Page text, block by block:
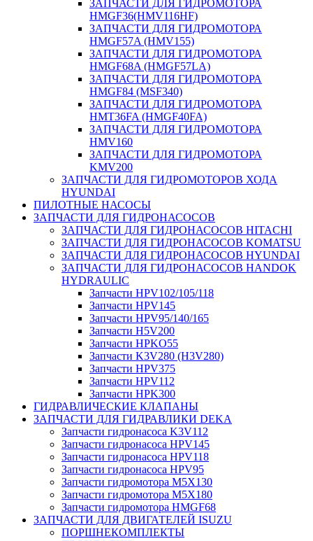
ЗАПЧАСТИ ДЛЯ ГИДРОМОТОРА
HMGF36(HMV116HF)
ЗАПЧАСТИ ДЛЯ ГИДРОМОТОРА
HMGF57A (HMV155)
ЗАПЧАСТИ ДЛЯ ГИДРОМОТОРА
HMGF68A (HMGF57LA)
ЗАПЧАСТИ ДЛЯ ГИДРОМОТОРА
HMGF84 (MSF340)
ЗАПЧАСТИ ДЛЯ ГИДРОМОТОРА
HMT36FA (HMGF40FA)
ЗАПЧАСТИ ДЛЯ ГИДРОМОТОРА
HMV160
ЗАПЧАСТИ ДЛЯ ГИДРОМОТОРА
KMV200
ЗАПЧАСТИ ДЛЯ ГИДРОМОТОРОВ ХОДА
HYUNDAI
ПИЛОТНЫЕ НАСОСЫ
ЗАПЧАСТИ ДЛЯ ГИДРОНАСОСОВ
ЗАПЧАСТИ ДЛЯ ГИДРОНАСОСОВ HITACHI
ЗАПЧАСТИ ДЛЯ ГИДРОНАСОСОВ KOMATSU
ЗАПЧАСТИ ДЛЯ ГИДРОНАСОСОВ HYUNDAI
ЗАПЧАСТИ ДЛЯ ГИДРОНАСОСОВ HANDOK
HYDRAULIC
Запчасти HPV102/105/118
Запчасти HPV145
Запчасти HPV95/140/165
Запчасти H5V200
Запчасти HPKO55
Запчасти K3V280 (H3V280)
Запчасти HPV375
Запчасти HPV112
Запчасти HPK300
ГИДРАВЛИЧЕСКИЕ КЛАПАНЫ
ЗАПЧАСТИ ДЛЯ ГИДРАВЛИКИ DEKA
Запчасти гидронасоса K3V112
Запчасти гидронасоса HPV145
Запчасти гидронасоса HPV118
Запчасти гидронасоса HPV95
Запчасти гидромотора M5X130
Запчасти гидромотора M5X180
Запчасти гидромотора HMGF68
ЗАПЧАСТИ ДЛЯ ДВИГАТЕЛЕЙ ISUZU
ПОРШНЕКОМПЛЕКТЫ